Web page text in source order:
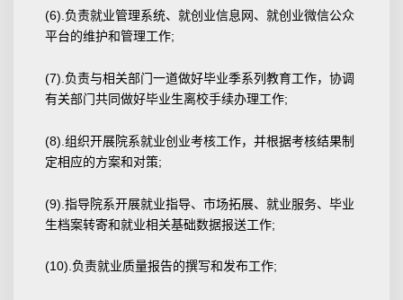
(6).负责就业管理系统、就创业信息网、就创业微信公众
平台的维护和管理工作;
(7).负责与相关部门一道做好毕业季系列教育工作，协调
有关部门共同做好毕业生离校手续办理工作;
(8).组织开展院系就业创业考核工作，并根据考核结果制
定相应的方案和对策;
(9).指导院系开展就业指导、市场拓展、就业服务、毕业
生档案转寄和就业相关基础数据报送工作;
(10).负责就业质量报告的撰写和发布工作;